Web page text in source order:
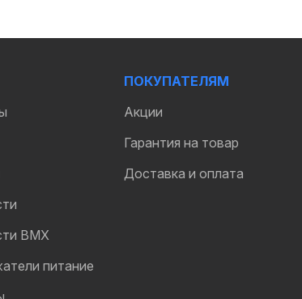
BMX
питание
ПОКУПАТЕЛЯМ
Акции
Гарантия на товар
Доставка и оплата